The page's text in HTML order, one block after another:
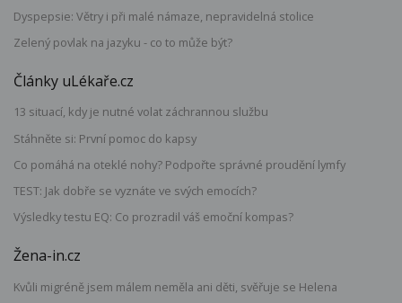
Dyspepsie: Větry i při malé námaze, nepravidelná stolice
Zelený povlak na jazyku - co to může být?
Články uLékaře.cz
13 situací, kdy je nutné volat záchrannou službu
Stáhněte si: První pomoc do kapsy
Co pomáhá na oteklé nohy? Podpořte správné proudění lymfy
TEST: Jak dobře se vyznáte ve svých emocích?
Výsledky testu EQ: Co prozradil váš emoční kompas?
Žena-in.cz
Kvůli migréně jsem málem neměla ani děti, svěřuje se Helena